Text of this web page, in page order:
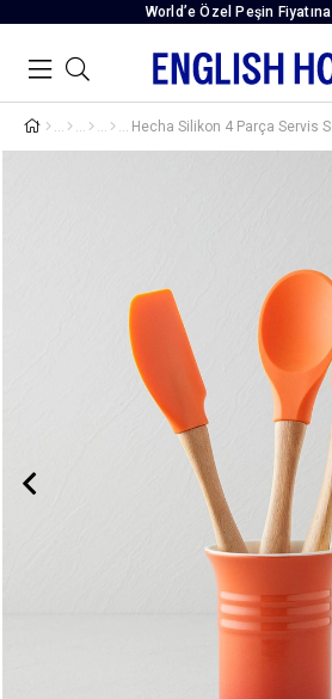
World’e Özel Peşin Fiyatına